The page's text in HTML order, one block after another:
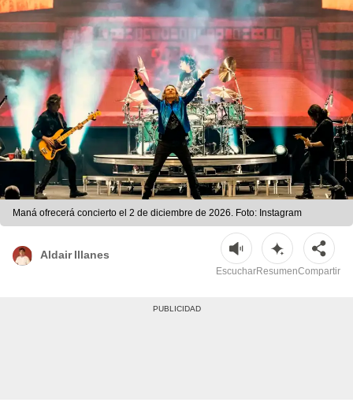
Maná ofrecerá concierto el 2 de diciembre de 2026. Foto: Instagram
Aldair Illanes
EscucharResumenCompartir